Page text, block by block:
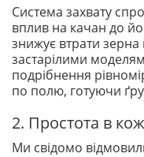
Система захвату
вплив на качан до
знижує втрати зерна
застарілими
подрібнення
по полю, готуючи
2. Простота в
Ми свідомо